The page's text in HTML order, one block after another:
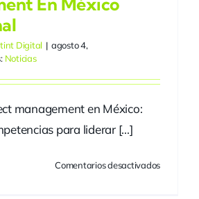
Digital | agosto 4,
Noticias
management en México:
para liderar [...]
Comentarios desactivadosen